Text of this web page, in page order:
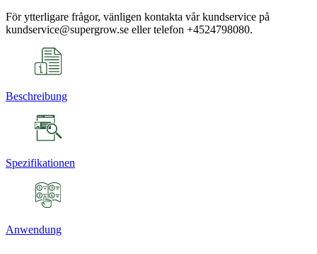
För ytterligare frågor, vänligen kontakta vår kundservice på
kundservice@supergrow.se eller telefon +4524798080.
Beschreibung
Spezifikationen
Anwendung